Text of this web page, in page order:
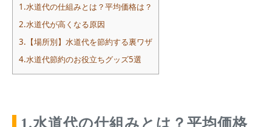
1.水道代の仕組みとは？平均価格は？
2.水道代が高くなる原因
3.【場所別】水道代を節約する裏ワザ
4.水道代節約のお役立ちグッズ5選
1.水道代の仕組みとは？平均価格